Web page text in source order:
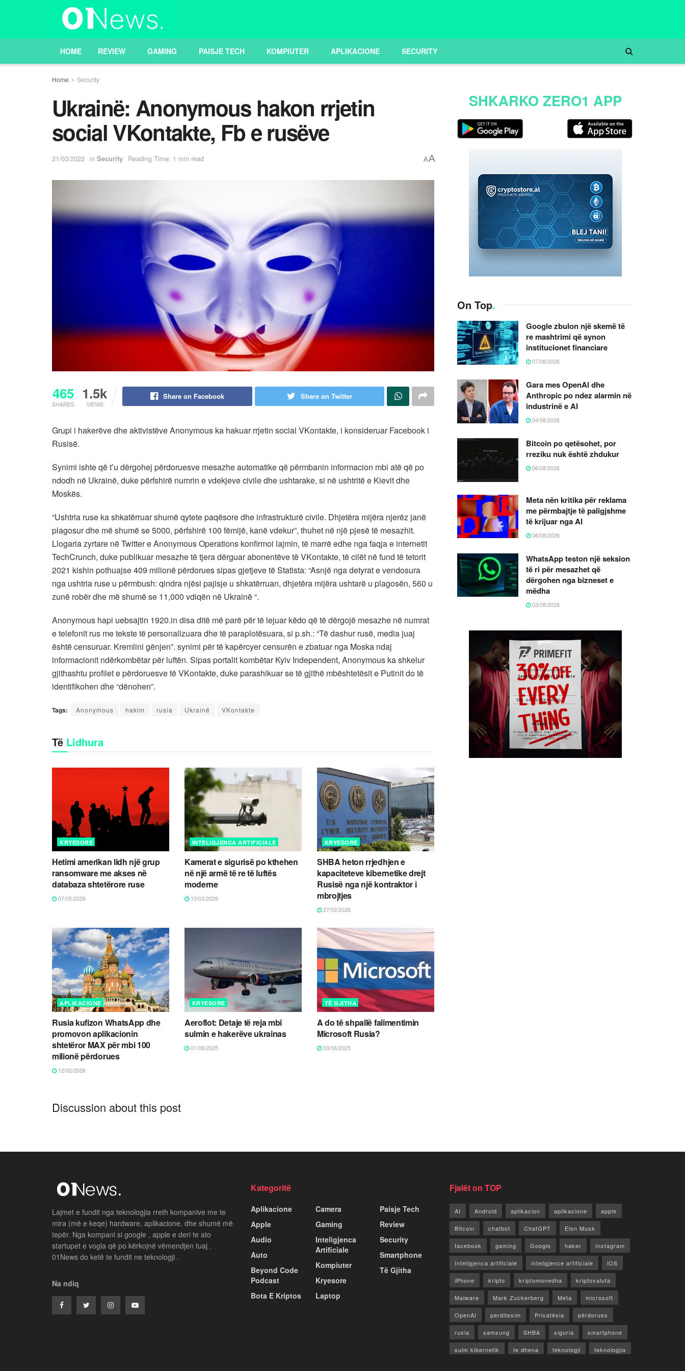
HOME REVIEW GAMING PAISJE TECH KOMPIUTER APLIKACIONE SECURITY
Home Security
Ukrainë: Anonymous hakon rrjetin
social VKontakte, Fb e rusëve
21/03/2022 in Security Reading Time: 1 min read AA
465
SHARES
1.5k
VIEWS
Share on Facebook Share on Twitter
Grupi i hakerëve dhe aktivistëve Anonymous ka hakuar rrjetin social VKontakte, i konsideruar Facebook i
Rusisë.
Synimi ishte që t’u dërgohej përdoruesve mesazhe automatike që përmbanin informacion mbi atë që po
ndodh në Ukrainë, duke përfshirë numrin e vdekjeve civile dhe ushtarake, si në ushtritë e Kievit dhe
Moskës.
“Ushtria ruse ka shkatërruar shumë qytete paqësore dhe infrastrukturë civile. Dhjetëra mijëra njerëz janë
plagosur dhe më shumë se 5000, përfshirë 100 fëmijë, kanë vdekur”, thuhet në një pjesë të mesazhit.
Llogaria zyrtare në Twitter e Anonymous Operations konfirmoi lajmin, të marrë edhe nga faqja e internetit
TechCrunch, duke publikuar mesazhe të tjera dërguar abonentëve të VKontakte, të cilët në fund të tetorit
2021 kishin pothuajse 409 milionë përdorues sipas gjetjeve të Statista: “Asnjë nga detyrat e vendosura
nga ushtria ruse u përmbush: qindra njësi pajisje u shkatërruan, dhjetëra mijëra ushtarë u plagosën, 560 u
zunë robër dhe më shumë se 11,000 vdiqën në Ukrainë “.
Anonymous hapi uebsajtin 1920.in disa ditë më parë për të lejuar këdo që të dërgojë mesazhe në numrat
e telefonit rus me tekste të personalizuara dhe të paraplotësuara, si p.sh.: “Të dashur rusë, media juaj
është censuruar. Kremlini gënjen”. synimi për të kapërcyer censurën e zbatuar nga Moska ndaj
informacionit ndërkombëtar për luftën. Sipas portalit kombëtar Kyiv Independent, Anonymous ka shkelur
gjithashtu profilet e përdoruesve të VKontakte, duke parashikuar se të gjithë mbështetësit e Putinit do të
identifikohen dhe “dënohen”.
Tags: Anonymous hakim rusia Ukrainë VKontakte
Të Lidhura
KRYESORE
Hetimi amerikan lidh një grup
ransomware me akses në
databaza shtetërore ruse
07/05/2026
INTELIGJENCA ARTIFICIALE
Kamerat e sigurisë po kthehen
në një armë të re të luftës
moderne
10/03/2026
KRYESORE
SHBA heton rrjedhjen e
kapaciteteve kibernetike drejt
Rusisë nga një kontraktor i
mbrojtjes
27/02/2026
APLIKACIONE
Rusia kufizon WhatsApp dhe
promovon aplikacionin
shtetëror MAX për mbi 100
milionë përdorues
12/02/2026
KRYESORE
Aeroflot: Detaje të reja mbi
sulmin e hakerëve ukrainas
01/08/2025
TË GJITHA
A do të shpallë falimentimin
Microsoft Rusia?
03/06/2025
Discussion about this post
SHKARKO ZERO1 APP
On Top.
Google zbulon një skemë të
re mashtrimi që synon
institucionet financiare
07/08/2026
Gara mes OpenAI dhe
Anthropic po ndez alarmin në
industrinë e AI
04/08/2026
Bitcoin po qetësohet, por
rreziku nuk është zhdukur
06/08/2026
Meta nën kritika për reklama
me përmbajtje të paligjshme
të krijuar nga AI
06/08/2026
WhatsApp teston një seksion
të ri për mesazhet që
dërgohen nga bizneset e
mëdha
03/08/2026
Lajmet e fundit nga teknologjia rreth kompanive me te
mira (më e keqe) hardware, aplikacione, dhe shumë më
tepër. Nga kompani si google , apple e deri te ato
startupet e vogla që po kërkojnë vëmendjen tuaj .
01News do ketë te fundit ne teknologji .
Na ndiq
Kategoritë
Aplikacione
Apple
Audio
Auto
Beyond Code
Podcast
Bota E Kriptos
Camera
Gaming
Inteligjenca
Artificiale
Kompiuter
Kryesore
Laptop
Paisje Tech
Review
Security
Smartphone
Të Gjitha
Fjalët on TOP
AI Android aplikacion aplikacione apple
Bitcoin chatbot ChatGPT Elon Musk
facebook gaming Google haker Instagram
Inteligjenca artificiale inteligjence artificiale iOS
iPhone kripto kriptomonedha kriptovaluta
Malware Mark Zuckerberg Meta microsoft
OpenAI perditesim Privatësia përdorues
rusia samsung SHBA siguria smartphone
sulm kibernetik te dhena teknologji teknologjia